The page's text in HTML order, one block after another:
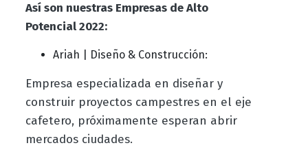
Así son nuestras Empresas de Alto
Potencial 2022:
Ariah | Diseño & Construcción:
Empresa especializada en diseñar y
construir proyectos campestres en el eje
cafetero, próximamente esperan abrir
mercados ciudades.